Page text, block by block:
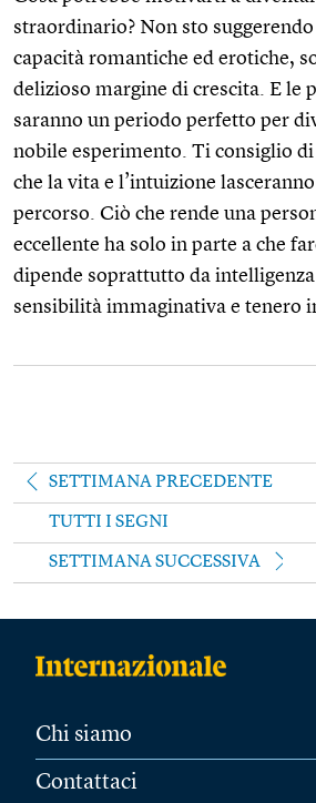
straordinario? Non sto
capacità romantiche ed erotiche,
delizioso margine di crescita. E le
saranno un periodo perfetto per
nobile esperimento. Ti consiglio
che la vita e l’intuizione
percorso. Ciò che rende una
eccellente ha solo in parte a che
dipende soprattutto da
sensibilità immaginativa e tenero
SETTIMANA PRECEDENTE
TUTTI I SEGNI
SETTIMANA SUCCESSIVA
Chi siamo
Contattaci